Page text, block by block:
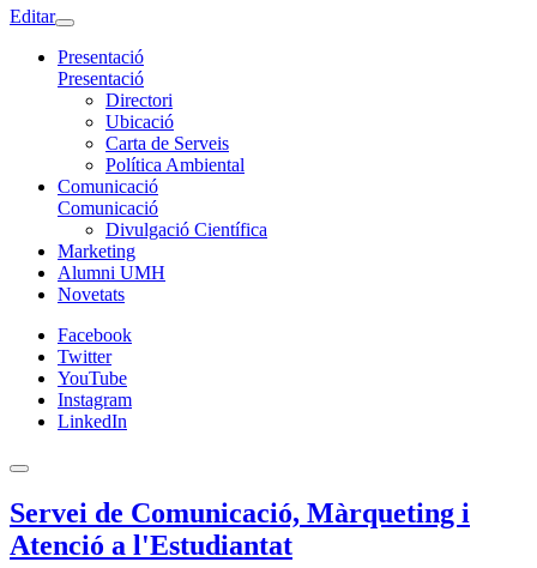
Editar
Presentació
Presentació
Directori
Ubicació
Carta de Serveis
Política Ambiental
Comunicació
Comunicació
Divulgació Científica
Marketing
Alumni UMH
Novetats
Facebook
Twitter
YouTube
Instagram
LinkedIn
Servei de Comunicació, Màrqueting i
Atenció a l'Estudiantat